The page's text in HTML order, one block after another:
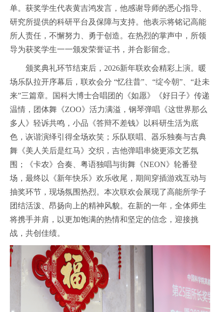
单。获奖学生代表黄吉鸿发言，他感谢导师的悉心指导、
研究所提供的科研平台及保障与支持。他表示将铭记高能
所人责任，不懈努力、勇于创造。在热烈的掌声中，所领
导为获奖学生一一颁发荣誉证书，并合影留念。
颁奖典礼环节结束后，2026新年联欢会精彩上演。暖
场乐队拉开序幕后，联欢会分 “忆往昔”、“绽今朝”、“赴未
来”三篇章。国科大博士合唱团的《如愿》《好日子》传递
温情，团体舞《ZOO》活力满溢，钢琴弹唱《这世界那么
多人》轻诉共鸣，小品《答辩不差钱》以科研生活为底
色，诙谐演绎引得全场欢笑；乐队联唱、器乐独奏与古典
舞《美人关后是红马》交织，吉他弹唱串烧更添文艺氛
围；《卡农》合奏、粤语独唱与街舞《NEON》轮番登
场，最终以《新年快乐》欢乐收尾，期间穿插游戏互动与
抽奖环节，现场氛围热烈。本次联欢会展现了高能所学子
团结活泼、昂扬向上的精神风貌。在新的一年，全体师生
将携手并肩，以更加饱满的热情和坚定的信念，迎接挑
战，共创佳绩。